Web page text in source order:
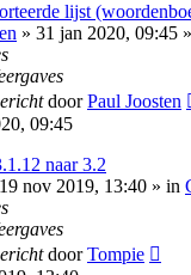
lijst
» 31 jan 2020, 09:45
doorPaul Joosten
09:45
naar 3.2
nov 2019, 13:40 » in
doorTompie